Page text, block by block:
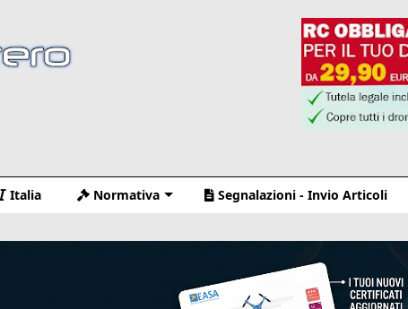
Italia Normativa Segnalazioni - Invio Articoli